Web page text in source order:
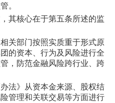
。
其核心在于第五条所述的监
关部门按照实质重于形式原
的资本、行为及风险进行全
，防范金融风险跨行业、跨
法》从资本金来源、股权结
管理和关联交易等方面进行